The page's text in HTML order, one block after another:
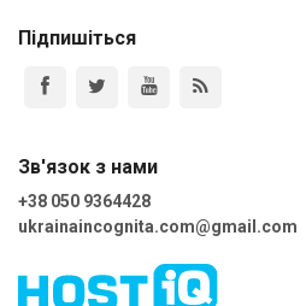
Підпишіться
Зв'язок з нами
+38 050 9364428
ukrainaincognita.com@gmail.com